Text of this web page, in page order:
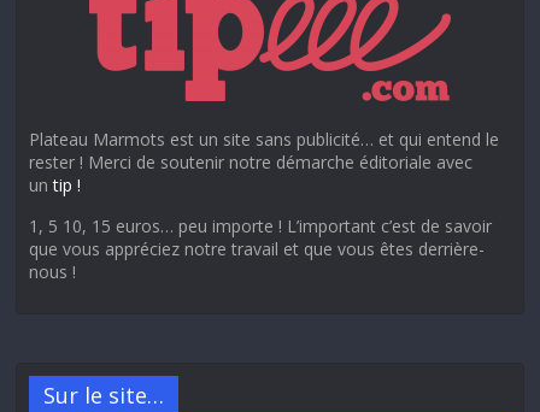
Plateau Marmots est un site sans publicité… et qui entend le
rester ! Merci de soutenir notre démarche éditoriale avec
untip !
1, 5 10, 15 euros… peu importe ! L’important c’est de savoir
que vous appréciez notre travail et que vous êtes derrière-
nous !
Sur le site…